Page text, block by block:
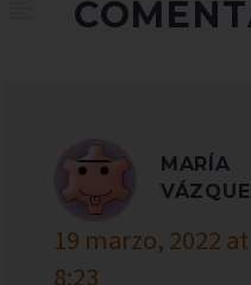
MARÍA
19 marzo, 2022 at
8:23